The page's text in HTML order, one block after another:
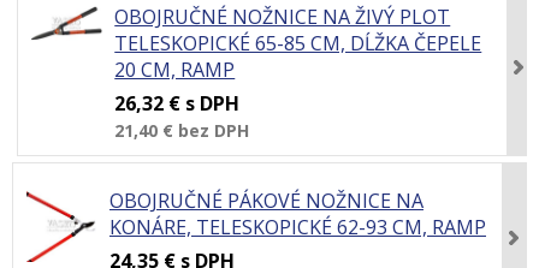
OBOJRUČNÉ NOŽNICE NA ŽIVÝ PLOT
TELESKOPICKÉ 65-85 CM, DĹŽKA ČEPELE
20 CM, RAMP
26,32 € s DPH
21,40 € bez DPH
OBOJRUČNÉ PÁKOVÉ NOŽNICE NA
KONÁRE, TELESKOPICKÉ 62-93 CM, RAMP
24,35 € s DPH